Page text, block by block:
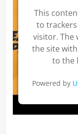
This
to
visitor. The
the site
to the
Powered by